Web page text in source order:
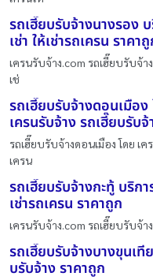
รถเฮี๊ยบรับจ้างนางรอง
เช่า ให้เช่ารถเครน ราคา
เครนรับจ้าง.com รถเฮี๊ยบรับจ้า
เช่
รถเฮี๊ยบรับจ้างดอนเมือ
เครนรับจ้าง รถเฮี๊ยบรับ
รถเฮี๊ยบรับจ้างดอนเมือง โดย เ
เครน
รถเฮี๊ยบรับจ้างกะทู้ บริกา
เช่ารถเครน ราคาถูก
เครนรับจ้าง.com รถเฮี๊ยบรับจ้า
รถเฮี๊ยบรับจ้างบางขุนเที
บรับจ้าง ราคาถูก